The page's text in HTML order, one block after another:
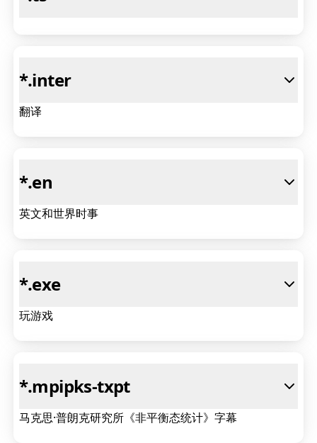
*.inter
翻译
*.en
英文和世界时事
*.exe
玩游戏
*.mpipks-txpt
马克思·普朗克研究所《非平衡态统计》字幕